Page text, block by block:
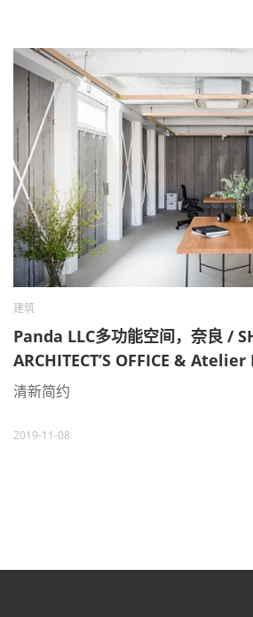
建筑
Panda LLC多功能空间，奈良 /
ARCHITECT’S OFFICE &
清新简约
2019-11-08